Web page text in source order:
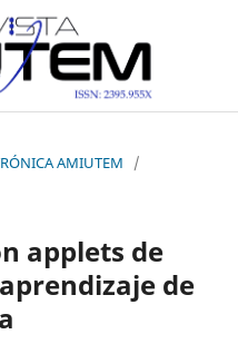
AMIUTEM
/
applets de
de